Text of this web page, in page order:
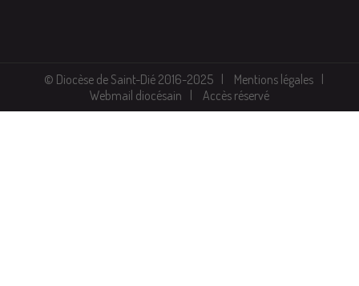
© Diocèse de Saint-Dié 2016-2025
Mentions légales
Webmail diocésain
Accès réservé